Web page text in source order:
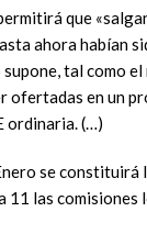
que
ahora habían
tal como el
ofertadas en un
ordinaria. (…)
se constituirá
11 las comisiones